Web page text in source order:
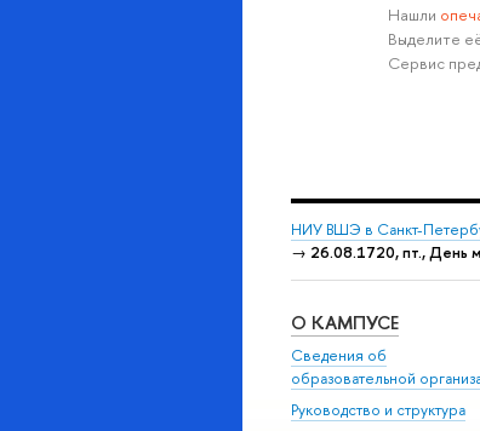
Нашли
Выделите
Сервис
НИУ ВШЭ в Санкт-
→ 26.08.1720, пт., День
О КАМПУСЕ
Сведения об
образовательной
Руководство и структура